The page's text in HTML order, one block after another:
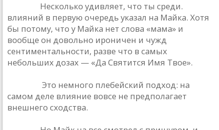
Несколько удивляет, что ты среди.
влияний в первую очередь указал на Майка. Хотя
бы потому, что у Майка нет слова «мама» и
вообще он довольно ироничен и чужд
сентиментальности, разве что в самых
небольших дозах — «Да Святится Имя Твое».
Это немного плебейский подход: на
самом деле влияние вовсе не предполагает
внешнего сходства.